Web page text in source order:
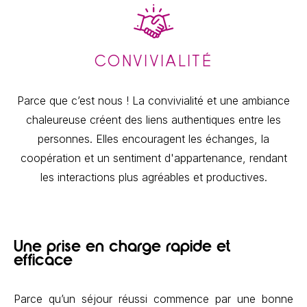
CONVIVIALITÉ
Parce que c’est nous ! La convivialité et une ambiance
chaleureuse créent des liens authentiques entre les
personnes. Elles encouragent les échanges, la
coopération et un sentiment d'appartenance, rendant
les interactions plus agréables et productives.
Une prise en charge rapide et
efficace
Parce qu’un séjour réussi commence par une bonne